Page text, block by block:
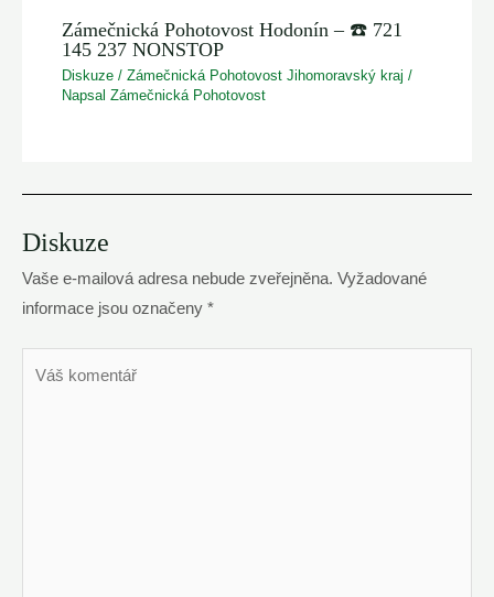
Zámečnická Pohotovost Hodonín – ☎️ 721
145 237 NONSTOP
Diskuze /Zámečnická Pohotovost Jihomoravský kraj /
NapsalZámečnická Pohotovost
Diskuze
Vaše e-mailová adresa nebude zveřejněna. Vyžadované
informace jsou označeny *